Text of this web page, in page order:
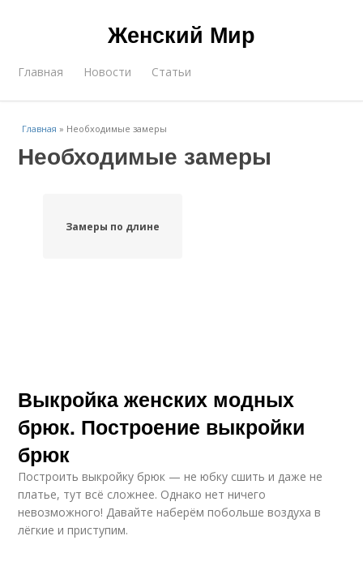
Женский Мир
Главная Новости Статьи
Главная » Необходимые замеры
Необходимые замеры
Замеры по длине
Выкройка женских модных
брюк. Построение выкройки
брюк
Построить выкройку брюк — не юбку сшить и даже не
платье, тут всё сложнее. Однако нет ничего
невозможного! Давайте наберём побольше воздуха в
лёгкие и приступим.